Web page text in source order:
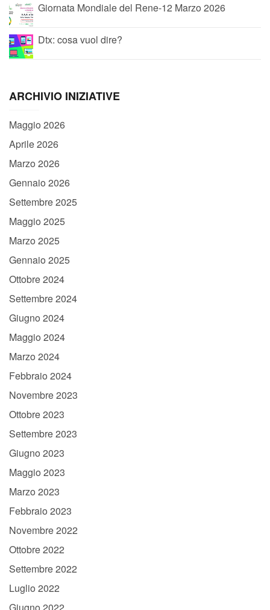
Giornata Mondiale del Rene-12 Marzo 2026
Dtx: cosa vuol dire?
ARCHIVIO INIZIATIVE
Maggio 2026
Aprile 2026
Marzo 2026
Gennaio 2026
Settembre 2025
Maggio 2025
Marzo 2025
Gennaio 2025
Ottobre 2024
Settembre 2024
Giugno 2024
Maggio 2024
Marzo 2024
Febbraio 2024
Novembre 2023
Ottobre 2023
Settembre 2023
Giugno 2023
Maggio 2023
Marzo 2023
Febbraio 2023
Novembre 2022
Ottobre 2022
Settembre 2022
Luglio 2022